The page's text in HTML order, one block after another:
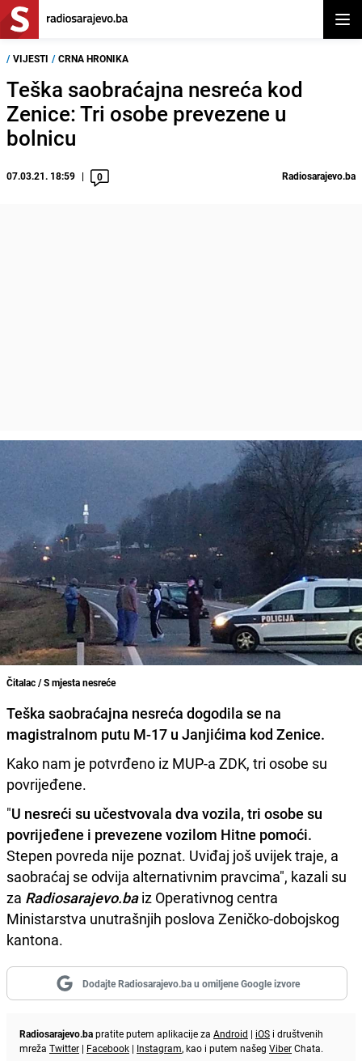
/ VIJESTI / CRNA HRONIKA
Teška saobraćajna nesreća kod
Zenice: Tri osobe prevezene u
bolnicu
07.03.21. 18:59 0 Radiosarajevo.ba
Čitalac / S mjesta nesreće
Teška saobraćajna nesreća dogodila se na
magistralnom putu M-17 u Janjićima kod Zenice.
Kako nam je potvrđeno iz MUP-a ZDK, tri osobe su
povrijeđene.
"U nesreći su učestvovala dva vozila, tri osobe su
povrijeđene i prevezene vozilom Hitne pomoći.
Stepen povreda nije poznat. Uviđaj još uvijek traje, a
saobraćaj se odvija alternativnim pravcima", kazali su
za Radiosarajevo.baiz Operativnog centra
Ministarstva unutrašnjih poslova Zeničko-dobojskog
kantona.
Dodajte Radiosarajevo.ba u omiljene Google izvore
Radiosarajevo.bapratite putem aplikacije za Android | iOS i društvenih
mreža Twitter | Facebook | Instagram, kao i putem našeg ViberChata.